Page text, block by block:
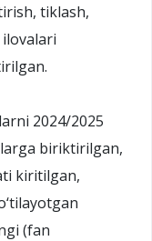
tiklash,
2024/2025
biriktirilgan,
kiritilgan,
(fan